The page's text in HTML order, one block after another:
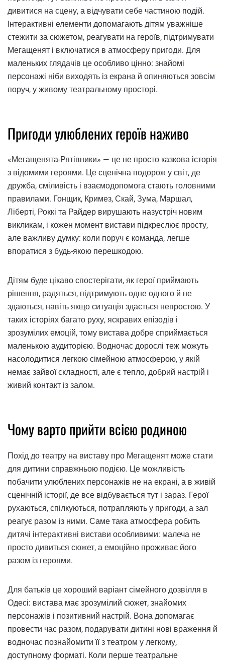
дивитися на сцену, а відчувати себе частиною подій.
Інтерактивні елементи допомагають дітям уважніше
стежити за сюжетом, реагувати на героїв, підтримувати
Мегащенят і включатися в атмосферу пригоди. Для
маленьких глядачів це особливо цінно: знайомі
персонажі ніби виходять із екрана й опиняються зовсім
поруч, у живому театральному просторі.
Пригоди улюблених героїв наживо
«Мегащенята-Рятівники» — це не просто казкова історія
з відомими героями. Це сценічна подорож у світ, де
дружба, сміливість і взаємодопомога стають головними
правилами. Гонщик, Кримез, Скай, Зума, Маршал,
Ліберті, Роккі та Райдер вирушають назустріч новим
викликам, і кожен момент вистави підкреслює просту,
але важливу думку: коли поруч є команда, легше
впоратися з будь-якою перешкодою.
Дітям буде цікаво спостерігати, як герої приймають
рішення, радяться, підтримують одне одного й не
здаються, навіть якщо ситуація здається непростою. У
таких історіях багато руху, яскравих епізодів і
зрозумілих емоцій, тому вистава добре сприймається
маленькою аудиторією. Водночас дорослі теж можуть
насолодитися легкою сімейною атмосферою, у якій
немає зайвої складності, але є тепло, добрий настрій і
живий контакт із залом.
Чому варто прийти всією родиною
Похід до театру на виставу про Мегащенят може стати
для дитини справжньою подією. Це можливість
побачити улюблених персонажів не на екрані, а в живій
сценічній історії, де все відбувається тут і зараз. Герої
рухаються, спілкуються, потрапляють у пригоди, а зал
реагує разом із ними. Саме така атмосфера робить
дитячі інтерактивні вистави особливими: малеча не
просто дивиться сюжет, а емоційно проживає його
разом із героями.
Для батьків це хороший варіант сімейного дозвілля в
Одесі: вистава має зрозумілий сюжет, знайомих
персонажів і позитивний настрій. Вона допомагає
провести час разом, подарувати дитині нові враження й
водночас познайомити її з театром у легкому,
доступному форматі. Коли перше театральне